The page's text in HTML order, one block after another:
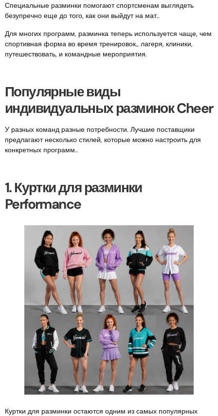
Специальные разминки помогают спортсменам выглядеть
безупречно еще до того, как они выйдут на мат..
Для многих программ, разминка теперь используется чаще, чем
спортивная форма во время тренировок., лагеря, клиники,
путешествовать, и командные мероприятия.
Популярные виды
индивидуальных разминок Cheer
У разных команд разные потребности. Лучшие поставщики
предлагают несколько стилей, которые можно настроить для
конкретных программ..
1. Куртки для разминки
Performance
Куртки для разминки остаются одним из самых популярных